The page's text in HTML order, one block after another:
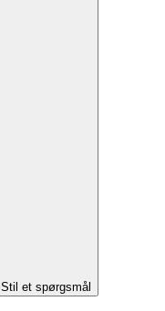
Stil et spørgsmål